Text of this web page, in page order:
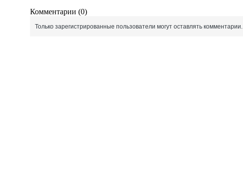
Комментарии (0)
Только зарегистрированные пользователи могут оставлять комментарии.